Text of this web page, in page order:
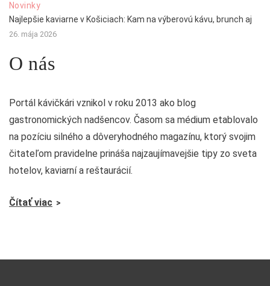
Novinky
Najlepšie kaviarne v Košiciach: Kam na výberovú kávu, brunch aj
26. mája 2026
O nás
Portál kávičkári vznikol v roku 2013 ako blog
gastronomických nadšencov. Časom sa médium etablovalo
na pozíciu silného a dôveryhodného magazínu, ktorý svojim
čitateľom pravidelne prináša najzaujímavejšie tipy zo sveta
hotelov, kaviarní a reštaurácií.
Čítať viac